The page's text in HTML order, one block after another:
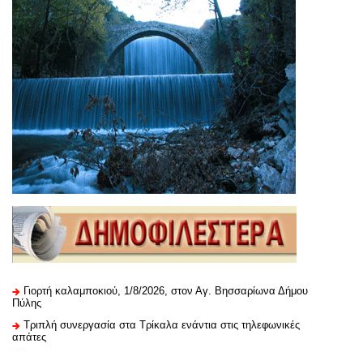
Γιορτή καλαμποκιού, 1/8/2026, στον Αγ. Βησσαρίωνα Δήμου
Πύλης
Τριπλή συνεργασία στα Τρίκαλα ενάντια στις τηλεφωνικές
απάτες